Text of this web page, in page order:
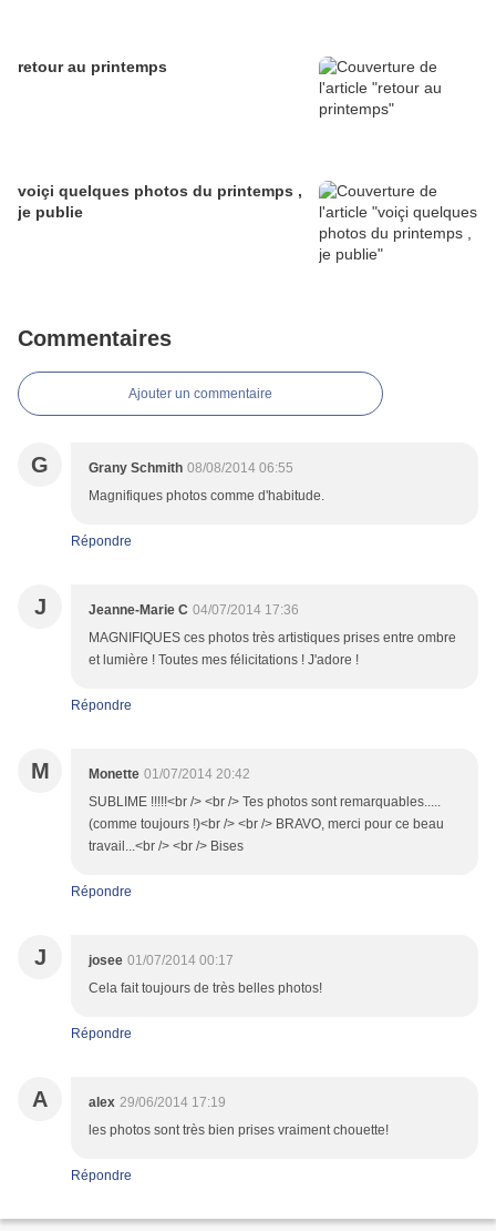
retour au printemps
voiçi quelques photos du printemps ,
je publie
Commentaires
Ajouter un commentaire
G Grany Schmith 08/08/2014 06:55
Magnifiques photos comme d'habitude.
Répondre
J Jeanne-Marie C 04/07/2014 17:36
MAGNIFIQUES ces photos très artistiques prises entre ombre
et lumière ! Toutes mes félicitations ! J'adore !
Répondre
M Monette 01/07/2014 20:42
SUBLIME !!!!!<br /> <br /> Tes photos sont remarquables.....
(comme toujours !)<br /> <br /> BRAVO, merci pour ce beau
travail...<br /> <br /> Bises
Répondre
J josee 01/07/2014 00:17
Cela fait toujours de très belles photos!
Répondre
A alex 29/06/2014 17:19
les photos sont très bien prises vraiment chouette!
Répondre